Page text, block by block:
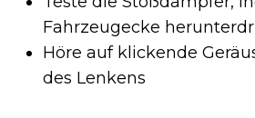
Fahrzeugecke
Höre auf klickende
des Lenkens